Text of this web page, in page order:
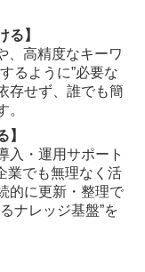
る】
、高精度なキーワ
るように”必要な
存せず、誰でも簡
。
】
入・運用サポート
業でも無理なく活
的に更新・整理で
ナレッジ基盤”を